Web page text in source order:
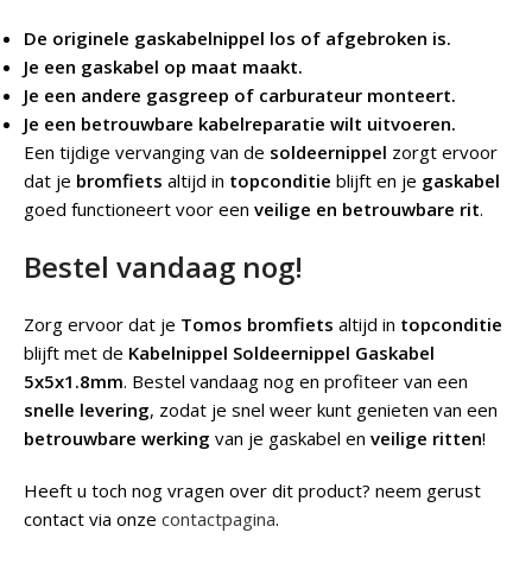
De originele gaskabelnippel los of afgebroken is.
Je een gaskabel op maat maakt.
Je een andere gasgreep of carburateur monteert.
Je een betrouwbare kabelreparatie wilt uitvoeren.
Een tijdige vervanging van de soldeernippel zorgt ervoor
dat je bromfiets altijd in topconditie blijft en je gaskabel
goed functioneert voor een veilige en betrouwbare rit.
Bestel vandaag nog!
Zorg ervoor dat je Tomos bromfiets altijd in topconditie
blijft met de Kabelnippel Soldeernippel Gaskabel
5x5x1.8mm. Bestel vandaag nog en profiteer van een
snelle levering, zodat je snel weer kunt genieten van een
betrouwbare werking van je gaskabel en veilige ritten!
Heeft u toch nog vragen over dit product? neem gerust
contact via onze contactpagina.